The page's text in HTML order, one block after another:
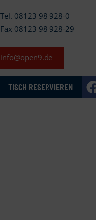
Tel. 08123 98 928-0
Fax 08123 98 928-29
info@open9.de
TISCH RESERVIEREN